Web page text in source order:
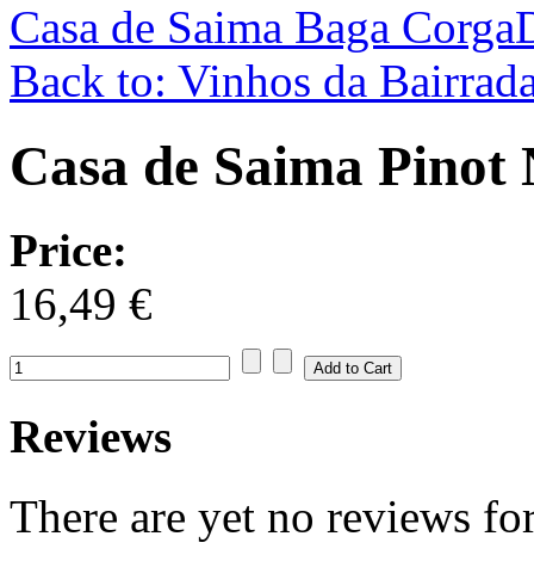
Casa de Saima Baga Corga
Back to: Vinhos da
Casa de Saima Pinot
Price:
16,49 €
Reviews
There are yet no reviews